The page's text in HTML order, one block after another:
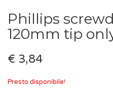
Phillips
120mm tip
€ 3,84
Presto disponibile!